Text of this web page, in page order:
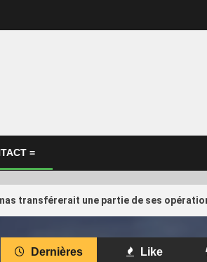
=
transférerait une partie de ses
International
Dernières Like